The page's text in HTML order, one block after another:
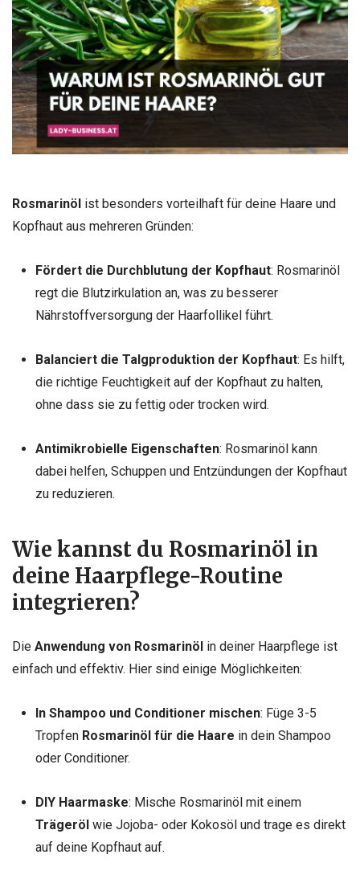
Rosmarinöl ist besonders vorteilhaft für deine Haare und
Kopfhaut aus mehreren Gründen:
Fördert die Durchblutung der Kopfhaut: Rosmarinöl
regt die Blutzirkulation an, was zu besserer
Nährstoffversorgung der Haarfollikel führt.
Balanciert die Talgproduktion der Kopfhaut: Es hilft,
die richtige Feuchtigkeit auf der Kopfhaut zu halten,
ohne dass sie zu fettig oder trocken wird.
Antimikrobielle Eigenschaften: Rosmarinöl kann
dabei helfen, Schuppen und Entzündungen der Kopfhaut
zu reduzieren.
Wie kannst du Rosmarinöl in
deine Haarpflege-Routine
integrieren?
Die Anwendung von Rosmarinöl in deiner Haarpflege ist
einfach und effektiv. Hier sind einige Möglichkeiten:
In Shampoo und Conditioner mischen: Füge 3-5
Tropfen Rosmarinöl für die Haare in dein Shampoo
oder Conditioner.
DIY Haarmaske: Mische Rosmarinöl mit einem
Trägerölwie Jojoba- oder Kokosöl und trage es direkt
auf deine Kopfhaut auf.